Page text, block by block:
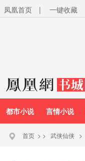
凤凰首页 | 一键收藏
都市小说 言情小说
首页 > > 武侠仙侠 >